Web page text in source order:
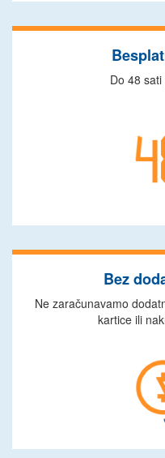
Do 48
Bez
Ne zaračunavamo
kartice ili